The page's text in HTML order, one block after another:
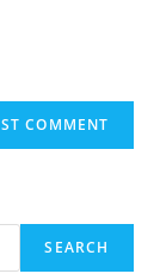
SEARCH